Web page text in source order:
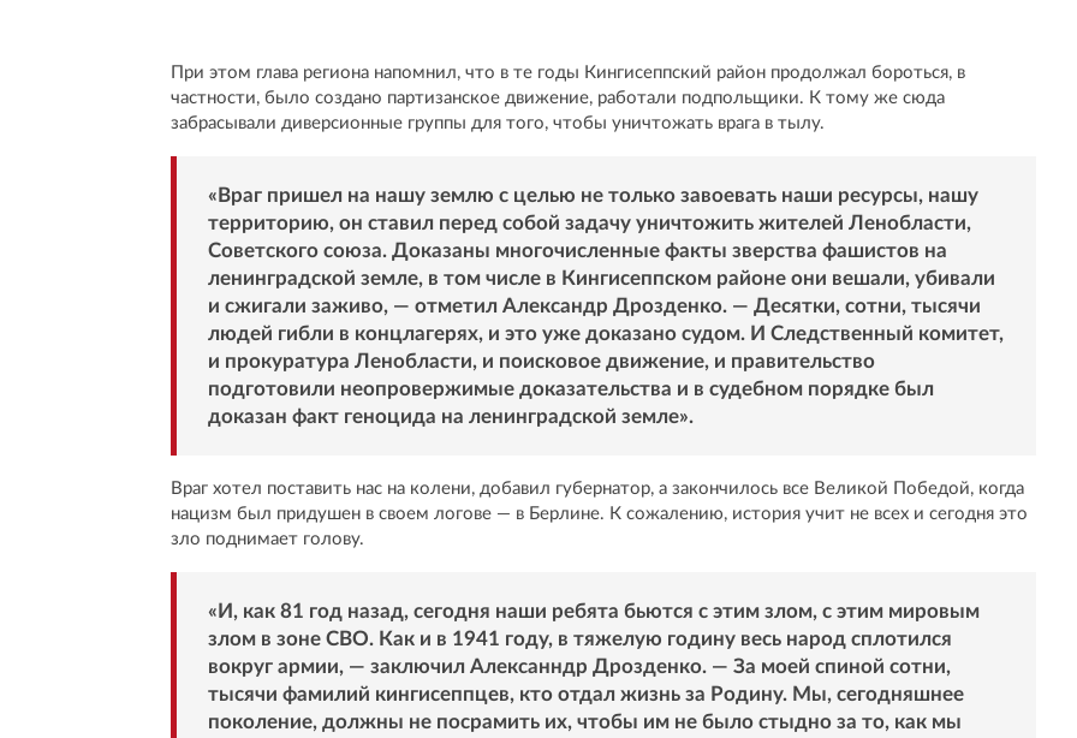
При этом глава региона напомнил, что в те годы Кингисеппский район продолжал бороться, в
частности, было создано партизанское движение, работали подпольщики. К тому же сюда
забрасывали диверсионные группы для того, чтобы уничтожать врага в тылу.
«Враг пришел на нашу землю с целью не только завоевать наши ресурсы, нашу
территорию, он ставил перед собой задачу уничтожить жителей Ленобласти,
Советского союза. Доказаны многочисленные факты зверства фашистов на
ленинградской земле, в том числе в Кингисеппском районе они вешали, убивали
и сжигали заживо, — отметил Александр Дрозденко. — Десятки, сотни, тысячи
людей гибли в концлагерях, и это уже доказано судом. И Следственный комитет,
и прокуратура Ленобласти, и поисковое движение, и правительство
подготовили неопровержимые доказательства и в судебном порядке был
доказан факт геноцида на ленинградской земле».
Враг хотел поставить нас на колени, добавил губернатор, а закончилось все Великой Победой, когда
нацизм был придушен в своем логове — в Берлине. К сожалению, история учит не всех и сегодня это
зло поднимает голову.
«И, как 81 год назад, сегодня наши ребята бьются с этим злом, с этим мировым
злом в зоне СВО. Как и в 1941 году, в тяжелую годину весь народ сплотился
вокруг армии, — заключил Алексанндр Дрозденко. — За моей спиной сотни,
тысячи фамилий кингисеппцев, кто отдал жизнь за Родину. Мы, сегодняшнее
поколение, должны не посрамить их, чтобы им не было стыдно за то, как мы